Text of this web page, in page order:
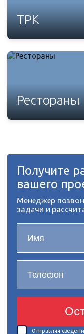
ТРК
Рестораны
Получите
вашего
Менеджер
задачи и
Отправляя